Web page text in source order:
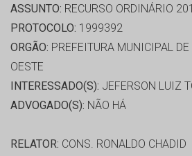
ASSUNTO: RECURSO ORDINÁRIO
PROTOCOLO: 1999392
ORGÃO: PREFEITURA MUNICIPAL
OESTE
INTERESSADO(S): JEFERSON LUIZ
ADVOGADO(S): NÃO HÁ
RELATOR: CONS. RONALDO CHADID